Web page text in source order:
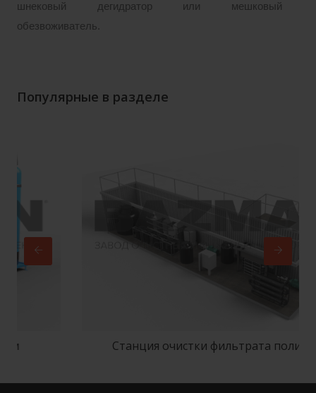
шнековый дегидратор или мешковый
обезвоживатель.
Популярные в разделе
Станция очистки фильтрата полигонов